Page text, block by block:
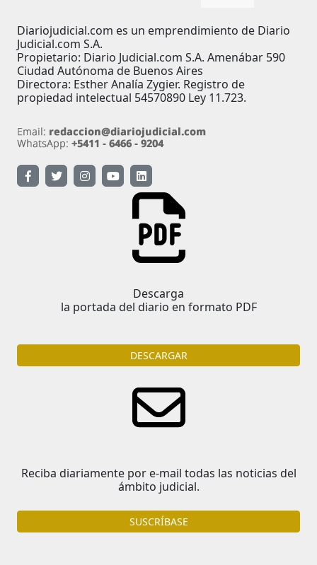
Diariojudicial.com es un emprendimiento de Diario
Judicial.com S.A.
Propietario: Diario Judicial.com S.A. Amenábar 590
Ciudad Autónoma de Buenos Aires
Directora: Esther Analía Zygier. Registro de
propiedad intelectual 54570890 Ley 11.723.
Descarga
la portada del diario en formato PDF
DESCARGAR
Reciba diariamente por e-mail todas las noticias del
ámbito judicial.
SUSCRÍBASE